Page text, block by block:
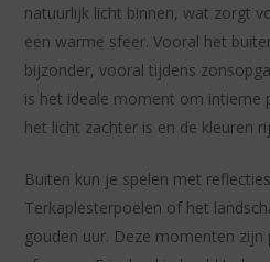
natuurlijk licht binnen, wat zorgt
een warme sfeer. Vooral het
bijzonder, vooral tijdens
is het ideale moment om
het licht zachter is en de kleuren
Buiten kun je spelen met
Terkaplesterpoelen of het
gouden uur. Deze momenten